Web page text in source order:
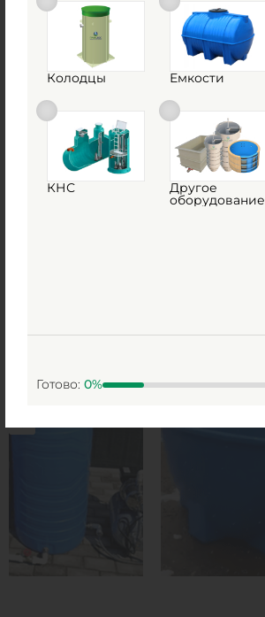
Колодцы Емкости
КНС Другое
оборудование
Готово: 0%